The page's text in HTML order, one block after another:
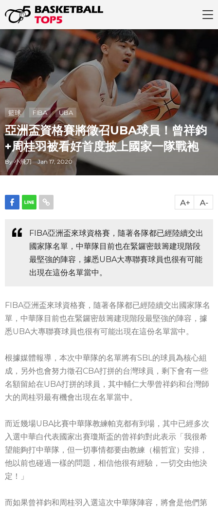
籃球 FIBA UBA
亞洲盃資格賽將徵召UBA球員！曾祥鈞
+周桂羽被看好首度披上國家一隊戰袍
By 小飛刀 Jan 17, 2020
FIBA亞洲盃來球資格賽，隨著各隊都已經陸續交出
國家隊名單，中華隊目前也在緊鑼密鼓籌建現階段
最堅強的陣容，據悉UBA大專聯賽球員也很有可能
出現在這份名單當中。
FIBA亞洲盃來球資格賽，隨著各隊都已經陸續交出國家隊名
單，中華隊目前也在緊鑼密鼓籌建現階段最堅強的陣容，據
悉UBA大專聯賽球員也很有可能出現在這份名單當中。
根據媒體報導，本次中華隊的名單將有SBL的球員為核心組
成，另外也會努力徵召CBA打拼的台灣球員，剩下會有一些
名額留給在UBA打拼的球員，其中輔仁大學曾祥鈞和台灣師
大的周桂羽最有機會出現在名單當中。
而近幾場UBA比賽中華隊教練帕克都有到場，其中已經多次
入選中華白代表國家出賽瓊斯盃的曾祥鈞對此表示「我很希
望能夠打中華隊，但一切事情都要由教練（楊哲宜）安排，
他以前也碰過一樣的問題，相信他很有經驗，一切交由他決
定！」
而如果曾祥鈞和周桂羽入選這次中華隊陣容，將會是他們第